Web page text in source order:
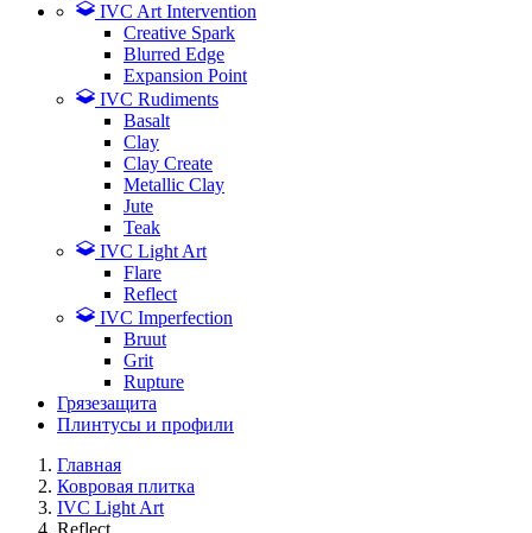
IVC Art Intervention
Creative Spark
Blurred Edge
Expansion Point
IVC Rudiments
Basalt
Clay
Clay Create
Metallic Clay
Jute
Teak
IVC Light Art
Flare
Reflect
IVC Imperfection
Bruut
Grit
Rupture
Грязезащита
Плинтусы и профили
Главная
Ковровая плитка
IVC Light Art